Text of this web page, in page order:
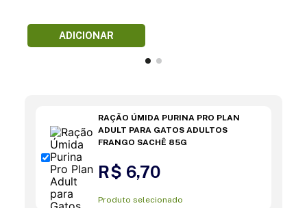
ADICIONAR
RAÇÃO ÚMIDA PURINA PRO PLAN
ADULT PARA GATOS ADULTOS
FRANGO SACHÊ 85G
R$ 6,70
Produto selecionado